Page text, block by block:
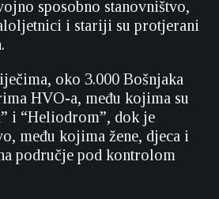
sposobno stanovništvo,
i stariji su protjerani
oko 3.000 Bošnjaka
HVO-a, među kojima su
i “Heliodrom”, dok je
među kojima žene, djeca i
područje pod kontrolom